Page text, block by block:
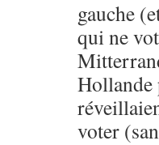
gauche
qui ne
Hollande
voter